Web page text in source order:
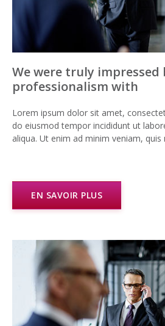
We were truly
professionalism with
Lorem ipsum dolor sit amet,
do eiusmod tempor incididunt ut
aliqua. Ut enim ad minim veniam,
EN SAVOIR PLUS